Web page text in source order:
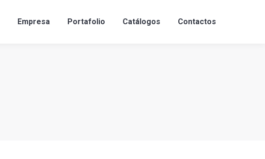
Empresa Portafolio Catálogos Contactos